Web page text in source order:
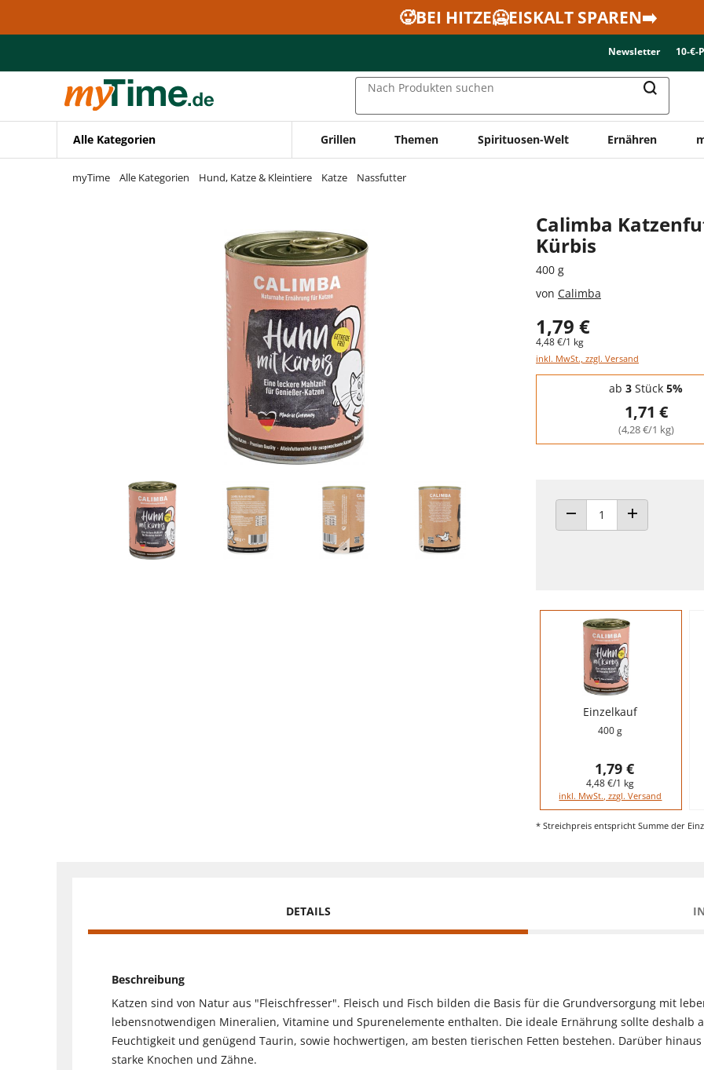
Zur Navigation springen
🥵BEI HITZE🥶EISKALT SPAREN➡️
Newsletter 10-€-
Nach Produkten suchen
Alle Kategorien Grillen Themen Spirituosen-Welt Ernähren
myTime Alle Kategorien Hund, Katze & Kleintiere Katze Nassfutter
Calimba
Kürbis
400 g
von Calimba
1,79 €
4,48 €/1 kg
inkl. MwSt., zzgl. Versand
Staffelpreise - Mengenrabatt
ab 3 Stück 5%
1,71 €
(4,28 €/1 kg)
ANZAHL VERRINGERN
ANZAHL
Einzelkauf
400 g
1,79 €
4,48 €/1 kg
inkl. MwSt., zzgl. Versand
* Streichpreis entspricht Summe der
DETAILS
Beschreibung
Katzen sind von Natur aus "Fleischfresser". Fleisch und Fisch bilden die Basis für die Grundversorgung mit
lebensnotwendigen Mineralien, Vitamine und Spurenelemente enthalten. Die ideale Ernährung sollte deshalb
Feuchtigkeit und genügend Taurin, sowie hochwertigen, am besten tierischen Fetten bestehen. Darüber
starke Knochen und Zähne.